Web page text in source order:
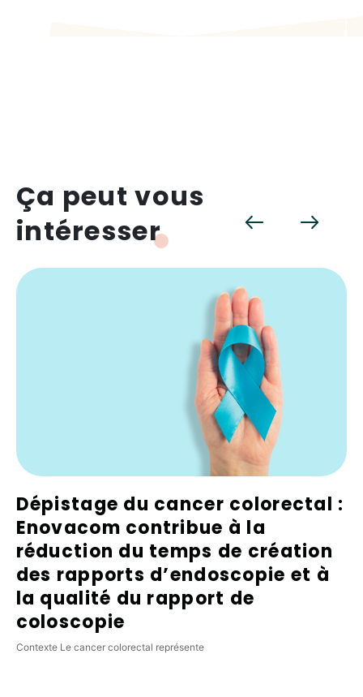
Ça peut vous
intéresser
Dépistage du cancer colorectal :
Enovacom contribue à la
réduction du temps de création
des rapports d’endoscopie et à
la qualité du rapport de
coloscopie
Contexte Le cancer colorectal représente